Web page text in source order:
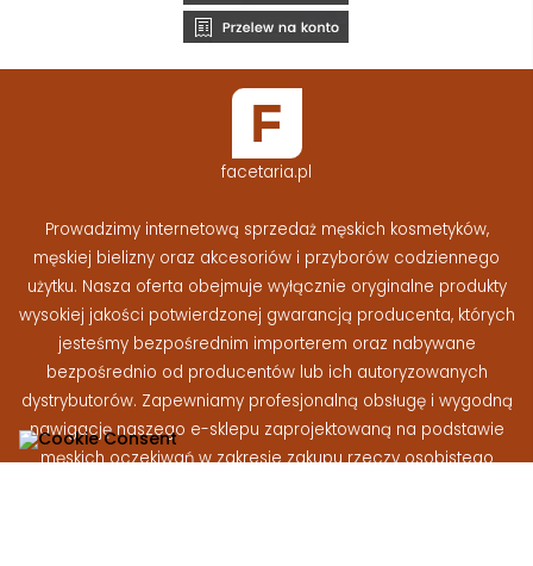
facetaria.pl
Prowadzimy internetową sprzedaż męskich kosmetyków,
męskiej bielizny oraz akcesoriów i przyborów codziennego
użytku. Nasza oferta obejmuje wyłącznie oryginalne produkty
wysokiej jakości potwierdzonej gwarancją producenta, których
jesteśmy bezpośrednim importerem oraz nabywane
bezpośrednio od producentów lub ich autoryzowanych
dystrybutorów. Zapewniamy profesjonalną obsługę i wygodną
nawigację naszego e-sklepu zaprojektowaną na podstawie
męskich oczekiwań w zakresie zakupu rzeczy osobistego